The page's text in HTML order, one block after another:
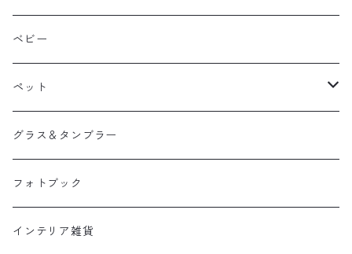
ウェルカムボード
引き出物
両親贈呈品
ベビー
ペット
へそ天商会
グラス＆タンブラー
フォトブック
インテリア雑貨